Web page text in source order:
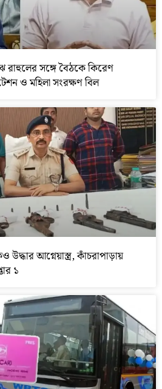
রাহুলের সঙ্গে বৈঠকে কিরেণ
ও মহিলা সংরক্ষণ বিল
আগ্নেয়াস্ত্র, কাঁচরাপাড়ায়
১